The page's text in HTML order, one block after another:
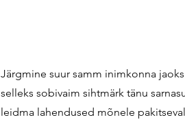
Järgmine suur samm inimkonna
selleks sobivaim sihtmärk tänu
leidma lahendused mõnele